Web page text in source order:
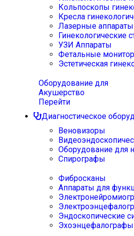
Кольпоскопы
Кресла
Лазерные
Гинекологические
УЗИ Аппараты
Фетальные
Эстетическая
Оборудование для
Акушерство
Перейти
Диагностическое
Веновизоры
Оборудование для
Спирографы
Фибросканы
Аппараты для
Эндоскопические
Эхоэнцефалографы